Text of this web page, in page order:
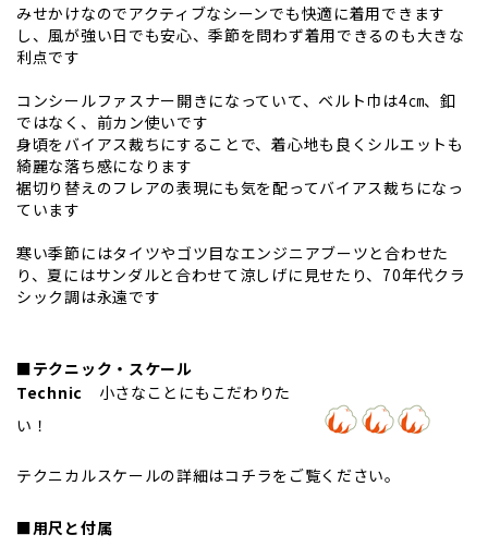
みせかけなのでアクティブなシーンでも快適に着用できます
し、風が強い日でも安心、季節を問わず着用できるのも大きな
利点です
コンシールファスナー開きになっていて、ベルト巾は4㎝、釦
ではなく、前カン使いです
身頃をバイアス裁ちにすることで、着心地も良くシルエットも
綺麗な落ち感になります
裾切り替えのフレアの表現にも気を配ってバイアス裁ちになっ
ています
寒い季節にはタイツやゴツ目なエンジニアブーツと合わせた
り、夏にはサンダルと合わせて涼しげに見せたり、70年代クラ
シック調は永遠です
■テクニック・スケール
Technic 小さなことにもこだわりた
い！
テクニカルスケールの詳細はコチラを ご覧ください。
■用尺と付属